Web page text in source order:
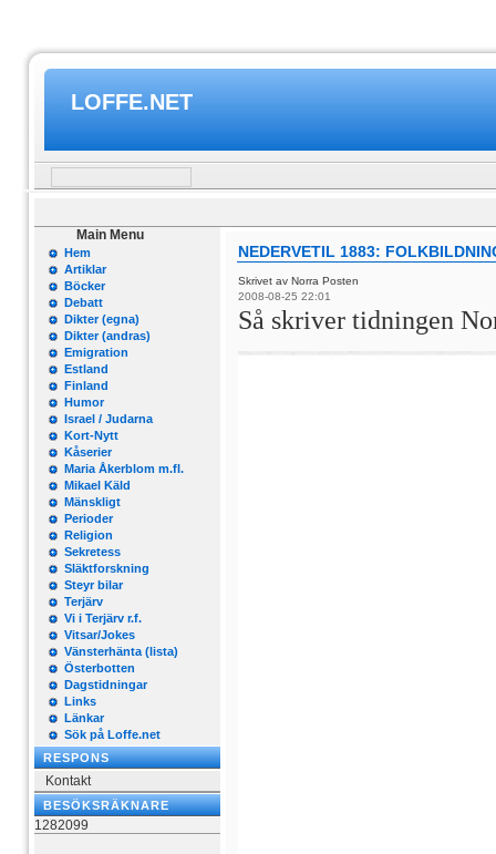
LOFFE.NET
Main Menu
Hem
Artiklar
Böcker
Debatt
Dikter (egna)
Dikter (andras)
Emigration
Estland
Finland
Humor
Israel / Judarna
Kort-Nytt
Kåserier
Maria Åkerblom m.fl.
Mikael Käld
Mänskligt
Perioder
Religion
Sekretess
Släktforskning
Steyr bilar
Terjärv
Vi i Terjärv r.f.
Vitsar/Jokes
Vänsterhänta (lista)
Österbotten
Dagstidningar
Links
Länkar
Sök på Loffe.net
RESPONS
Kontakt
BESÖKSRÄKNARE
1282099
NEDERVETIL 1883:
Skrivet av Norra Posten
2008-08-25 22:01
Så skriver tidningen